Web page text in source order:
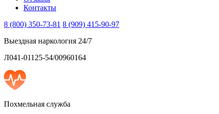
Контакты
8 (800) 350-73-81 8 (909) 415-90-97
Выездная наркология 24/7
Л041-01125-54/00960164
Похмельная служба